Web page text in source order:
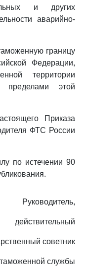
и других
аварийно-
границу
Федерации,
территории
этой
Приказа
ФТС России
по истечении 90
Руководитель,
действительный
советник
таможенной службы